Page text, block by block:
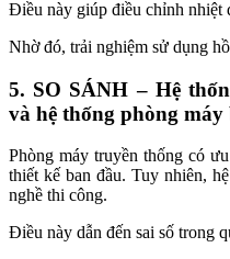
Điều này giúp điều chỉnh nhiệt
Nhờ đó, trải nghiệm sử dụng
5. SO SÁNH – Hệ
và hệ thống phòng máy
Phòng máy truyền thống có
thiết kế ban đầu. Tuy nhiên,
nghề thi công.
Điều này dẫn đến sai số trong